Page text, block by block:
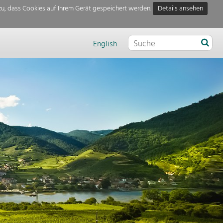
dass Cookies auf Ihrem Gerät gespeichert werden.
Details ansehen
English